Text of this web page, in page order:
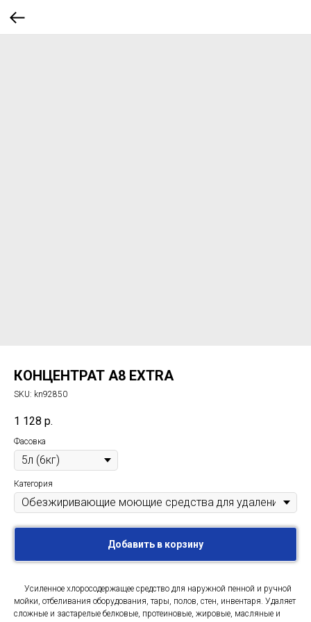
КОНЦЕНТРАТ A8 EXTRA
SKU: kn92850
1 128 р.
Фасовка
Категория
Добавить в корзину
Усиленное хлоросодержащее средство для наружной пенной и ручной
мойки, отбеливания оборудования, тары, полов, стен, инвентаря. Удаляет
сложные и застарелые белковые, протеиновые, жировые, масляные и